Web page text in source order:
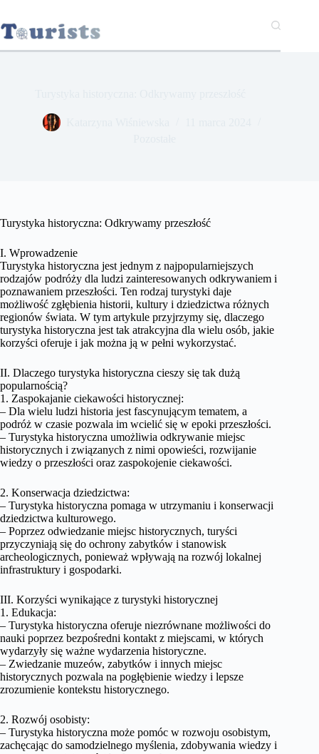
treści
Turystyka historyczna: Odkrywamy przeszłość
I. Wprowadzenie
Turystyka historyczna jest jednym z najpopularniejszych
rodzajów podróży dla ludzi zainteresowanych odkrywaniem i
poznawaniem przeszłości. Ten rodzaj turystyki daje
możliwość zgłębienia historii, kultury i dziedzictwa różnych
regionów świata. W tym artykule przyjrzymy się, dlaczego
turystyka historyczna jest tak atrakcyjna dla wielu osób, jakie
korzyści oferuje i jak można ją w pełni wykorzystać.
II. Dlaczego turystyka historyczna cieszy się tak dużą
popularnością?
1. Zaspokajanie ciekawości historycznej:
– Dla wielu ludzi historia jest fascynującym tematem, a
podróż w czasie pozwala im wcielić się w epoki przeszłości.
– Turystyka historyczna umożliwia odkrywanie miejsc
historycznych i związanych z nimi opowieści, rozwijanie
wiedzy o przeszłości oraz zaspokojenie ciekawości.
2. Konserwacja dziedzictwa:
– Turystyka historyczna pomaga w utrzymaniu i konserwacji
dziedzictwa kulturowego.
– Poprzez odwiedzanie miejsc historycznych, turyści
przyczyniają się do ochrony zabytków i stanowisk
archeologicznych, ponieważ wpływają na rozwój lokalnej
infrastruktury i gospodarki.
III. Korzyści wynikające z turystyki historycznej
1. Edukacja:
– Turystyka historyczna oferuje niezrównane możliwości do
nauki poprzez bezpośredni kontakt z miejscami, w których
wydarzyły się ważne wydarzenia historyczne.
– Zwiedzanie muzeów, zabytków i innych miejsc
historycznych pozwala na pogłębienie wiedzy i lepsze
zrozumienie kontekstu historycznego.
2. Rozwój osobisty:
– Turystyka historyczna może pomóc w rozwoju osobistym,
zachęcając do samodzielnego myślenia, zdobywania wiedzy i